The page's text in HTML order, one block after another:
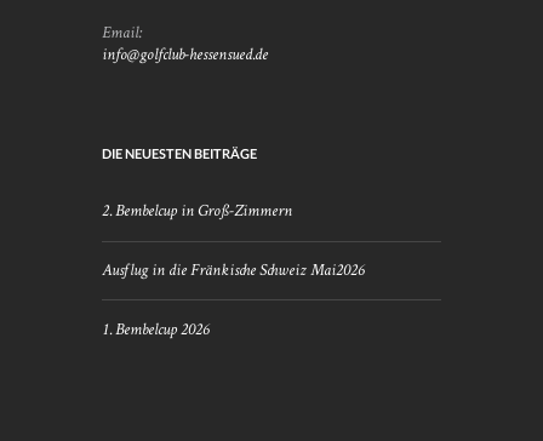
Email:
info@golfclub-hessensued.de
DIE NEUESTEN BEITRÄGE
2. Bembelcup in Groß-Zimmern
Ausflug in die Fränkische Schweiz Mai2026
1. Bembelcup 2026